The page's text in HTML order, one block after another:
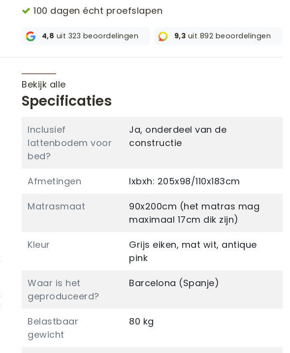
100 dagen écht proefslapen
4,8 uit 323 beoordelingen 9,3 uit 892 beoordelingen
Bekijk alle
Specificaties
Inclusief
lattenbodem voor
bed?
Ja, onderdeel van de
constructie
Afmetingen lxbxh: 205x98/110x183cm
Matrasmaat
90x200cm (het matras mag
maximaal 17cm dik zijn)
Kleur
Grijs eiken, mat wit, antique
pink
Waar is het
geproduceerd?
Barcelona (Spanje)
Belastbaar
gewicht
80 kg